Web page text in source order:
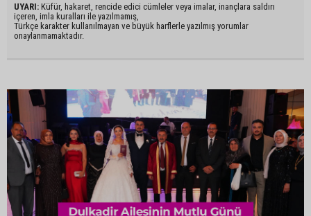
UYARI: Küfür, hakaret, rencide edici cümleler veya imalar, inançlara saldırı
içeren, imla kuralları ile yazılmamış,
Türkçe karakter kullanılmayan ve büyük harflerle yazılmış yorumlar
onaylanmamaktadır.